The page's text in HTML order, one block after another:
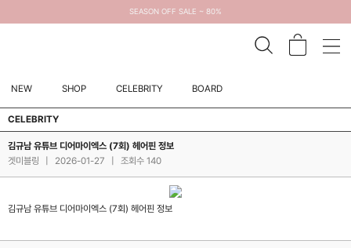
SEASON OFF SALE ~ 80%
NEW SHOP CELEBRITY BOARD
CELEBRITY
김규남 유튜브 디어마이엑스 (7회) 헤어핀 정보
겟미블링
2026-01-27 조회수 140
김규남 유튜브 디어마이엑스 (7회) 헤어핀 정보